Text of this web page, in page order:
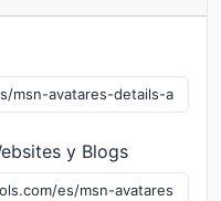
y Blogs